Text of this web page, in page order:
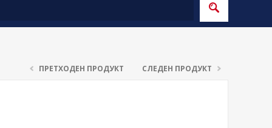
ПРЕТХОДЕН ПРОДУКТ СЛЕДЕН ПРОДУКТ